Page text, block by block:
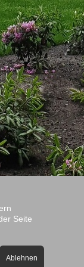
Seite
Ablehnen